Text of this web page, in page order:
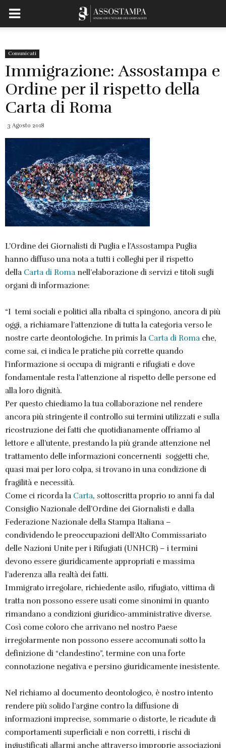
Comunicati
Immigrazione: Assostampa e
Ordine per il rispetto della
Carta di Roma
3 Agosto 2018
L’Ordine dei Giornalisti di Puglia e l’Assostampa Puglia
hanno diffuso una nota a tutti i colleghi per il rispetto
della Carta di Romanell’elaborazione di servizi e titoli sugli
organi di informazione:
“I temi sociali e politici alla ribalta ci spingono, ancora di più
oggi, a richiamare l’attenzione di tutta la categoria verso le
nostre carte deontologiche. In primis la Carta di Romache,
come sai, ci indica le pratiche più corrette quando
l’informazione si occupa di migranti e rifugiati e dove
fondamentale resta l’attenzione al rispetto delle persone ed
alla loro dignità.
Per questo chiediamo la tua collaborazione nel rendere
ancora più stringente il controllo sui termini utilizzati e sulla
ricostruzione dei fatti che quotidianamente offriamo al
lettore e all’utente, prestando la più grande attenzione nel
trattamento delle informazioni concernenti soggetti che,
quasi mai per loro colpa, si trovano in una condizione di
fragilità e necessità.
Come ci ricorda la Carta, sottoscritta proprio 10 anni fa dal
Consiglio Nazionale dell’Ordine dei Giornalisti e dalla
Federazione Nazionale della Stampa Italiana –
condividendo le preoccupazioni dell’Alto Commissariato
delle Nazioni Unite per i Rifugiati (UNHCR) – i termini
devono essere giuridicamente appropriati e massima
l’aderenza alla realtà dei fatti.
Immigrato irregolare, richiedente asilo, rifugiato, vittima di
tratta non possono essere usati come sinonimi in quanto
rimandano a condizioni giuridico-amministrative diverse.
Così come coloro che arrivano nel nostro Paese
irregolarmente non possono essere accomunati sotto la
definizione di “clandestino”, termine con una forte
connotazione negativa e persino giuridicamente inesistente.
Nel richiamo al documento deontologico, è nostro intento
rendere più solido l’argine contro la diffusione di
informazioni imprecise, sommarie o distorte, le ricadute di
comportamenti superficiali e non corretti, i rischi di
ingiustificati allarmi anche attraverso improprie associazioni